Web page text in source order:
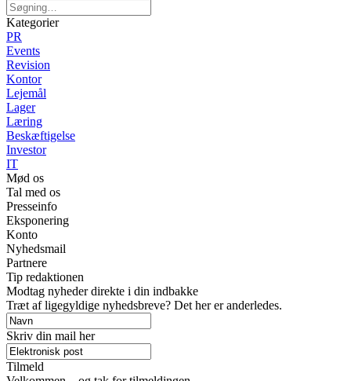
Kategorier
PR
Events
Revision
Kontor
Lejemål
Lager
Læring
Beskæftigelse
Investor
IT
Mød os
Tal med os
Presseinfo
Eksponering
Konto
Nyhedsmail
Partnere
Tip redaktionen
Modtag nyheder direkte i din indbakke
Træt af ligegyldige nyhedsbreve? Det her er anderledes.
Skriv din mail her
Tilmeld